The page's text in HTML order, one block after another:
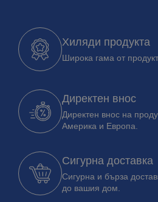
Хиляди продукта
Широка гама от
Директен внос
Директен внос на
Америка и Европа.
Сигурна доставка
Сигурна и бърза
до вашия дом.